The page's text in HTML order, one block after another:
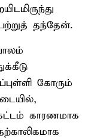
தந்தேன்.
கோரும்
காரணமாக